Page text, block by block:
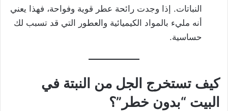
النباتات. إذا وجدت رائحة عطر قوية وفواحة، فهذا يعني
أنه مليء بالمواد الكيميائية والعطور التي قد تسبب لك
حساسية.
كيف تستخرج الجل من النبتة في
البيت “بدون خطر”؟